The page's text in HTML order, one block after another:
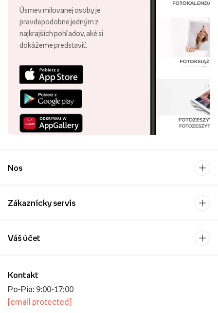
Úsmev milovanej osoby je
pravdepodobne jedným z
najkrajších pohľadov, aké si
dokážeme predstaviť.
Nos
Zákaznícky servis
Kontakt
Po-Pia: 9:00-17:00
[email protected]
Váš účet